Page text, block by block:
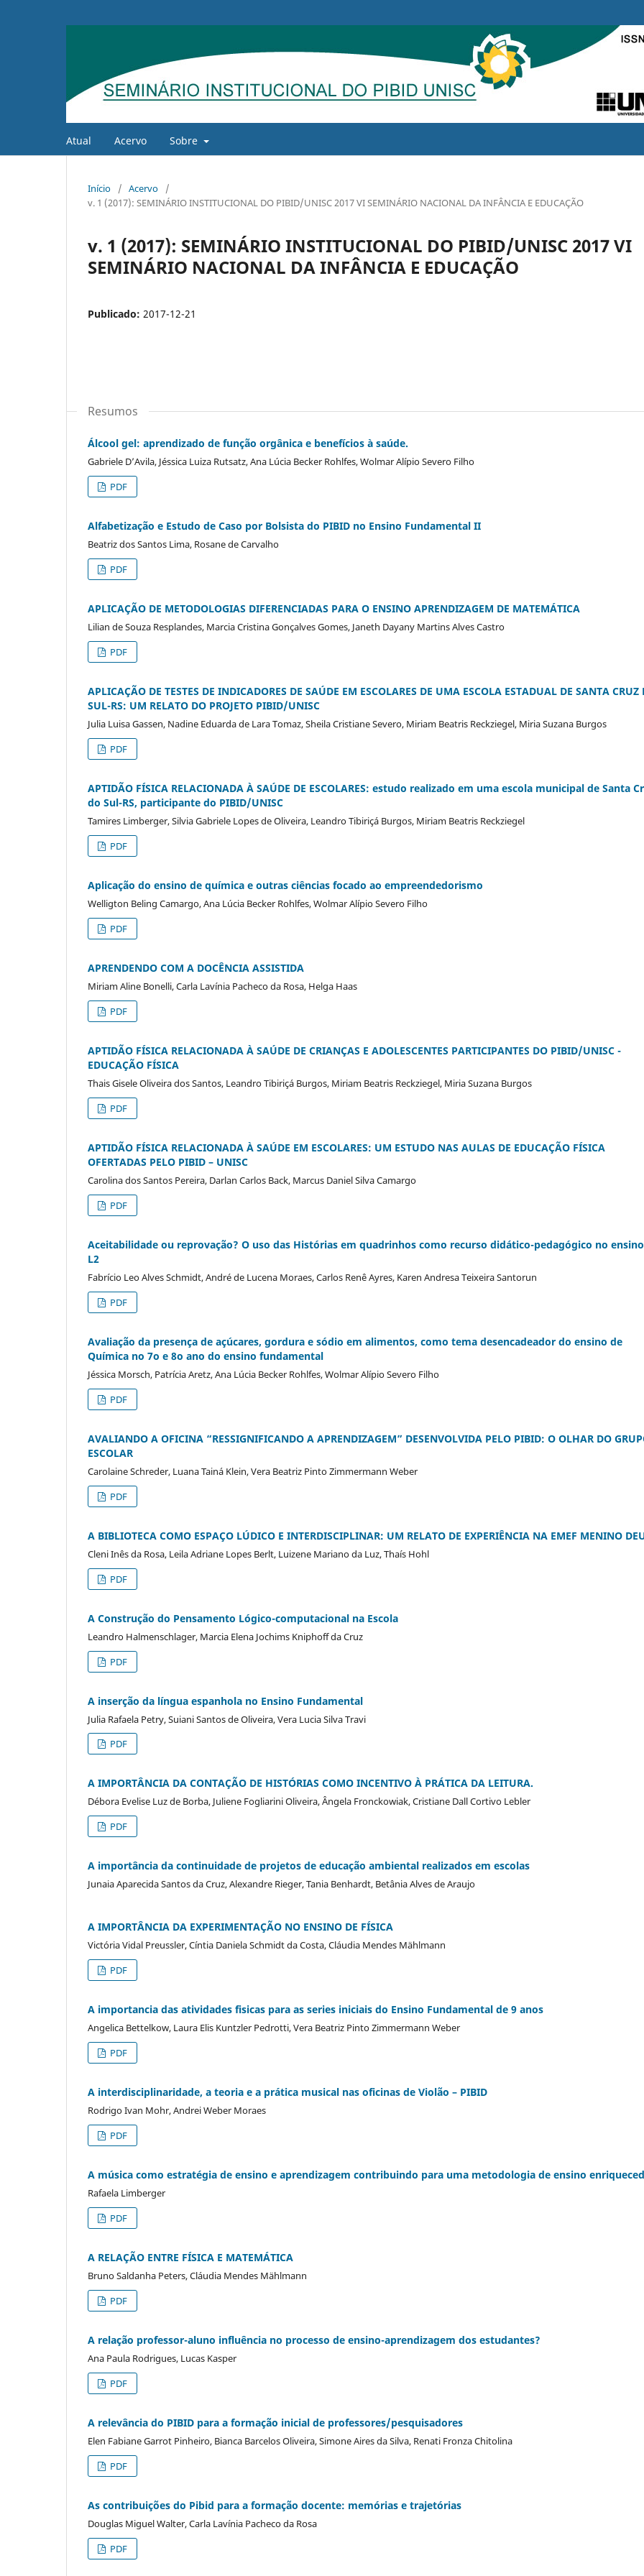
Atual Acervo Sobre
Início / Acervo
/
v. 1 (2017): SEMINÁRIO INSTITUCIONAL DO PIBID/UNISC 2017 VI SEMINÁRIO NACIONAL DA INFÂNCIA E EDUCAÇÃO
v. 1 (2017): SEMINÁRIO INSTITUCIONAL DO PIBID/UNISC 2017 VI
SEMINÁRIO NACIONAL DA INFÂNCIA E EDUCAÇÃO
Publicado: 2017-12-21
Resumos
Álcool gel: aprendizado de função orgânica e benefícios à saúde.
Gabriele D’Avila, Jéssica Luiza Rutsatz, Ana Lúcia Becker Rohlfes, Wolmar Alípio Severo Filho
PDF
Alfabetização e Estudo de Caso por Bolsista do PIBID no Ensino Fundamental II
Beatriz dos Santos Lima, Rosane de Carvalho
PDF
APLICAÇÃO DE METODOLOGIAS DIFERENCIADAS PARA O ENSINO APRENDIZAGEM DE MATEMÁTICA
Lilian de Souza Resplandes, Marcia Cristina Gonçalves Gomes, Janeth Dayany Martins Alves Castro
PDF
APLICAÇÃO DE TESTES DE INDICADORES DE SAÚDE EM ESCOLARES DE UMA ESCOLA ESTADUAL DE SANTA CRUZ
SUL-RS: UM RELATO DO PROJETO PIBID/UNISC
Julia Luisa Gassen, Nadine Eduarda de Lara Tomaz, Sheila Cristiane Severo, Miriam Beatris Reckziegel, Miria Suzana Burgos
PDF
APTIDÃO FÍSICA RELACIONADA À SAÚDE DE ESCOLARES: estudo realizado em uma escola municipal de Santa
do Sul-RS, participante do PIBID/UNISC
Tamires Limberger, Silvia Gabriele Lopes de Oliveira, Leandro Tibiriçá Burgos, Miriam Beatris Reckziegel
PDF
Aplicação do ensino de química e outras ciências focado ao empreendedorismo
Welligton Beling Camargo, Ana Lúcia Becker Rohlfes, Wolmar Alípio Severo Filho
PDF
APRENDENDO COM A DOCÊNCIA ASSISTIDA
Miriam Aline Bonelli, Carla Lavínia Pacheco da Rosa, Helga Haas
PDF
APTIDÃO FÍSICA RELACIONADA À SAÚDE DE CRIANÇAS E ADOLESCENTES PARTICIPANTES DO PIBID/UNISC -
EDUCAÇÃO FÍSICA
Thais Gisele Oliveira dos Santos, Leandro Tibiriçá Burgos, Miriam Beatris Reckziegel, Miria Suzana Burgos
PDF
APTIDÃO FÍSICA RELACIONADA À SAÚDE EM ESCOLARES: UM ESTUDO NAS AULAS DE EDUCAÇÃO FÍSICA
OFERTADAS PELO PIBID – UNISC
Carolina dos Santos Pereira, Darlan Carlos Back, Marcus Daniel Silva Camargo
PDF
Aceitabilidade ou reprovação? O uso das Histórias em quadrinhos como recurso didático-pedagógico no
L2
Fabrício Leo Alves Schmidt, André de Lucena Moraes, Carlos Renê Ayres, Karen Andresa Teixeira Santorun
PDF
Avaliação da presença de açúcares, gordura e sódio em alimentos, como tema desencadeador do ensino de
Química no 7o e 8o ano do ensino fundamental
Jéssica Morsch, Patrícia Aretz, Ana Lúcia Becker Rohlfes, Wolmar Alípio Severo Filho
PDF
AVALIANDO A OFICINA “RESSIGNIFICANDO A APRENDIZAGEM” DESENVOLVIDA PELO PIBID: O OLHAR DO
ESCOLAR
Carolaine Schreder, Luana Tainá Klein, Vera Beatriz Pinto Zimmermann Weber
PDF
A BIBLIOTECA COMO ESPAÇO LÚDICO E INTERDISCIPLINAR: UM RELATO DE EXPERIÊNCIA NA EMEF MENINO
Cleni Inês da Rosa, Leila Adriane Lopes Berlt, Luizene Mariano da Luz, Thaís Hohl
PDF
A Construção do Pensamento Lógico-computacional na Escola
Leandro Halmenschlager, Marcia Elena Jochims Kniphoff da Cruz
PDF
A inserção da língua espanhola no Ensino Fundamental
Julia Rafaela Petry, Suiani Santos de Oliveira, Vera Lucia Silva Travi
PDF
A IMPORTÂNCIA DA CONTAÇÃO DE HISTÓRIAS COMO INCENTIVO À PRÁTICA DA LEITURA.
Débora Evelise Luz de Borba, Juliene Fogliarini Oliveira, Ângela Fronckowiak, Cristiane Dall Cortivo Lebler
PDF
A importância da continuidade de projetos de educação ambiental realizados em escolas
Junaia Aparecida Santos da Cruz, Alexandre Rieger, Tania Benhardt, Betânia Alves de Araujo
A IMPORTÂNCIA DA EXPERIMENTAÇÃO NO ENSINO DE FÍSICA
Victória Vidal Preussler, Cíntia Daniela Schmidt da Costa, Cláudia Mendes Mählmann
PDF
A importancia das atividades fisicas para as series iniciais do Ensino Fundamental de 9 anos
Angelica Bettelkow, Laura Elis Kuntzler Pedrotti, Vera Beatriz Pinto Zimmermann Weber
PDF
A interdisciplinaridade, a teoria e a prática musical nas oficinas de Violão – PIBID
Rodrigo Ivan Mohr, Andrei Weber Moraes
PDF
A música como estratégia de ensino e aprendizagem contribuindo para uma metodologia de ensino
Rafaela Limberger
PDF
A RELAÇÃO ENTRE FÍSICA E MATEMÁTICA
Bruno Saldanha Peters, Cláudia Mendes Mählmann
PDF
A relação professor-aluno influência no processo de ensino-aprendizagem dos estudantes?
Ana Paula Rodrigues, Lucas Kasper
PDF
A relevância do PIBID para a formação inicial de professores/pesquisadores
Elen Fabiane Garrot Pinheiro, Bianca Barcelos Oliveira, Simone Aires da Silva, Renati Fronza Chitolina
PDF
As contribuições do Pibid para a formação docente: memórias e trajetórias
Douglas Miguel Walter, Carla Lavínia Pacheco da Rosa
PDF